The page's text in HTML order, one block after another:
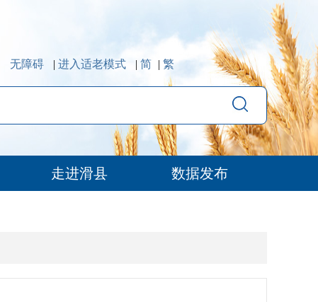
无障碍 | 进入适老模式 | 简 | 繁
走进滑县 数据发布